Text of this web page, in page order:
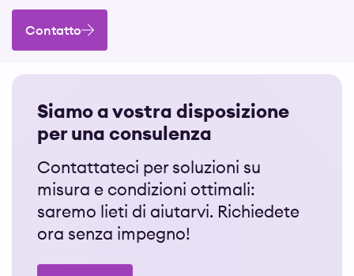
Contatto
Siamo a vostra disposizione
per una consulenza
Contattateci per soluzioni su
misura e condizioni ottimali:
saremo lieti di aiutarvi. Richiedete
ora senza impegno!